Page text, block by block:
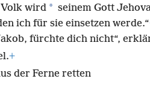
wird * seinem Gott
ich für sie einsetzen werde.“
fürchte dich nicht“,
+
der Ferne retten